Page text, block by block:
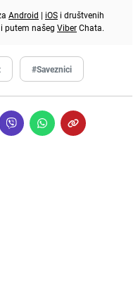
Android | iOS i društvenih
putem našeg ViberChata.
#Saveznici